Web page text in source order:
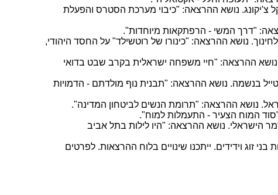
למדיקל צ'יקונג. נושא ההרצאה: "כיבוי מערכת הסטרס והפעלת
לחינוך. נושא ההרצאה: "כינורו של רוטשילד" על החסד היהודי,
נושא ההרצאה: "חיי משפחה ישראלית בקרב שבט בדואי
צלם וטייל בנשמה. נושא ההרצאה: "תבנית נוף מולדתם - הדמויות
הזמר הישראלי. נושא ההרצאה: "היו לילות בתל אביב
ניתן להזמין להרצאות בני זוג וידידים. ייתכנו שינויים בלוח ההרצאות. לפרטים